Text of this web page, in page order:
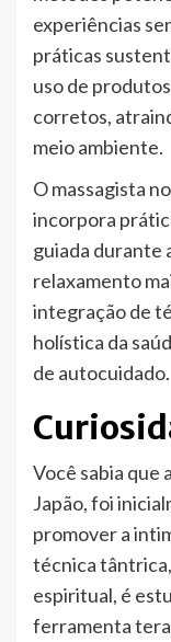
experiências
práticas
uso de
corretos,
meio ambiente.
O massagista
incorpora
guiada durante
relaxamento
integração de
holística da
de autocuidado.
Você sabia que
Japão, foi
promover a
técnica
espiritual, é
ferramenta